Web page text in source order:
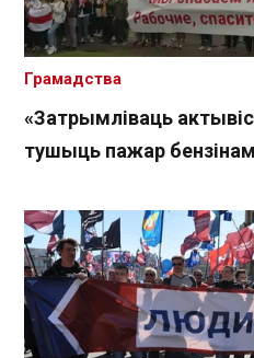
«Затрымліваць
тушыць пажар
Грамадства